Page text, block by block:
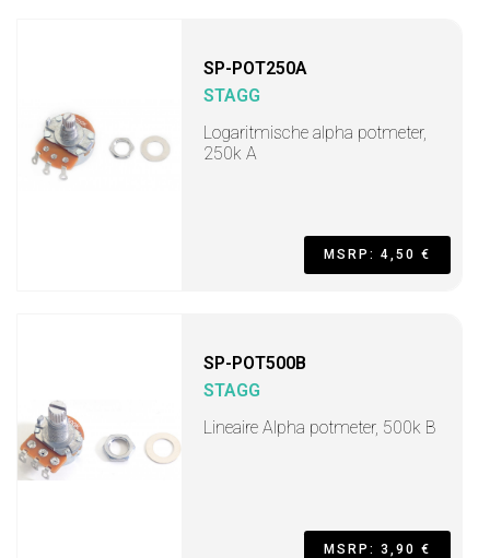
SP-POT250A
STAGG
Logaritmische alpha potmeter,
250k A
MSRP: 4,50 €
SP-POT500B
STAGG
Lineaire Alpha potmeter, 500k B
MSRP: 3,90 €